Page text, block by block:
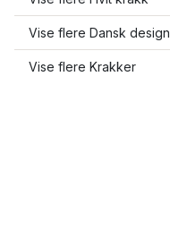
Vise flere Dansk design
Vise flere Krakker